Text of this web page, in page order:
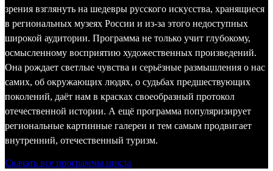
зрения взглянуть на шедевры русского искусства, хранящиеся
в региональных музеях России и из-за этого недоступных
широкой аудитории. Программа не только учит глубокому,
осмысленному восприятию художественных произведений.
Она рождает светлые чувства и серьёзные размышления о нас
самих, об окружающих людях, о судьбах предшествующих
поколений, даёт нам в красках своеобразный протокол
отечественной истории. А ещё программа популяризирует
региональные картинные галереи и тем самым продвигает
внутренний, отечественный туризм.
Скачать все программы цикла